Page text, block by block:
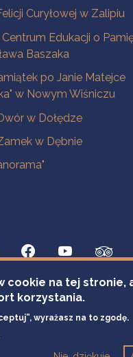
Curyłowej w Zalipiu
Edukacji o
Baszaka
po Janie Matejce
w Nowym Wiśniczu
w Dołędze
w Dębnie
cookie na tej stronie,
korzystania.
wyrażasz na to zgodę.